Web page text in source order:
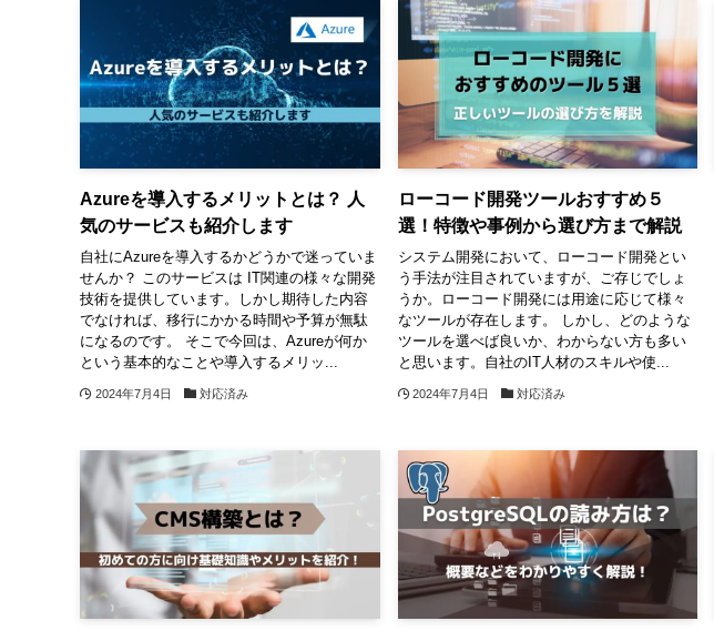
Azureを導入するメリットとは？ 人
気のサービスも紹介します
自社にAzureを導入するかどうかで迷っていま
せんか？ このサービスは IT関連の様々な開発
技術を提供しています。しかし期待した内容
でなければ、移行にかかる時間や予算が無駄
になるのです。 そこで今回は、Azureが何か
という基本的なことや導入するメリッ...
2024年7月4日 対応済み
ローコード開発ツールおすすめ５
選！特徴や事例から選び方まで解説
システム開発において、ローコード開発とい
う手法が注目されていますが、ご存じでしょ
うか。ローコード開発には用途に応じて様々
なツールが存在します。 しかし、どのような
ツールを選べば良いか、わからない方も多い
と思います。自社のIT人材のスキルや使...
2024年7月4日 対応済み